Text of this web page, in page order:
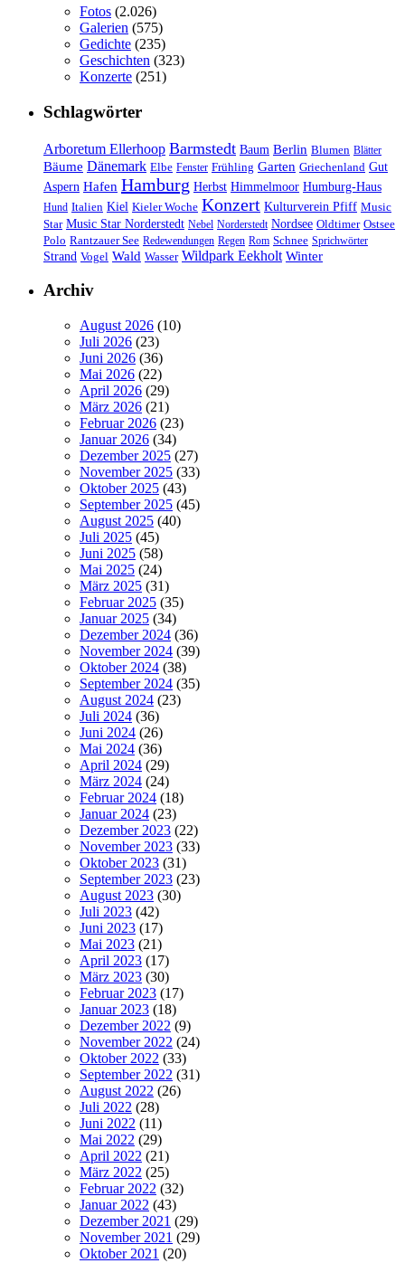
Fotos (2.026)
Galerien (575)
Gedichte (235)
Geschichten (323)
Konzerte (251)
Schlagwörter
Arboretum Ellerhoop Barmstedt Baum Berlin Blumen Blätter
Bäume Dänemark Elbe Fenster Frühling Garten Griechenland Gut
Aspern Hafen Hamburg Herbst Himmelmoor Humburg-Haus
Hund Italien Kiel Kieler Woche Konzert Kulturverein Pfiff Music
Star Music Star Norderstedt Nebel Norderstedt Nordsee Oldtimer Ostsee
Polo Rantzauer See Redewendungen Regen Rom Schnee Sprichwörter
Strand Vogel Wald Wasser Wildpark Eekholt Winter
Archiv
August 2026 (10)
Juli 2026 (23)
Juni 2026 (36)
Mai 2026 (22)
April 2026 (29)
März 2026 (21)
Februar 2026 (23)
Januar 2026 (34)
Dezember 2025 (27)
November 2025 (33)
Oktober 2025 (43)
September 2025 (45)
August 2025 (40)
Juli 2025 (45)
Juni 2025 (58)
Mai 2025 (24)
März 2025 (31)
Februar 2025 (35)
Januar 2025 (34)
Dezember 2024 (36)
November 2024 (39)
Oktober 2024 (38)
September 2024 (35)
August 2024 (23)
Juli 2024 (36)
Juni 2024 (26)
Mai 2024 (36)
April 2024 (29)
März 2024 (24)
Februar 2024 (18)
Januar 2024 (23)
Dezember 2023 (22)
November 2023 (33)
Oktober 2023 (31)
September 2023 (23)
August 2023 (30)
Juli 2023 (42)
Juni 2023 (17)
Mai 2023 (21)
April 2023 (17)
März 2023 (30)
Februar 2023 (17)
Januar 2023 (18)
Dezember 2022 (9)
November 2022 (24)
Oktober 2022 (33)
September 2022 (31)
August 2022 (26)
Juli 2022 (28)
Juni 2022 (11)
Mai 2022 (29)
April 2022 (21)
März 2022 (25)
Februar 2022 (32)
Januar 2022 (43)
Dezember 2021 (29)
November 2021 (29)
Oktober 2021 (20)